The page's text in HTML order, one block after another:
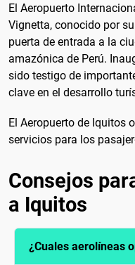
El Aeropuerto
Vignetta, conocido por
puerta de entrada a la
amazónica de Perú.
sido testigo de
clave en el desarrollo
El Aeropuerto de Iquitos
servicios para los
Consejos
a Iquitos
¿Cuales aerolíneas